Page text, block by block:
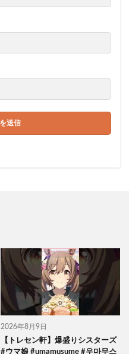
2026年8月9日
【トレセン軒】爆盛りシスターズ
#ウマ娘 #umamusume #우마무스